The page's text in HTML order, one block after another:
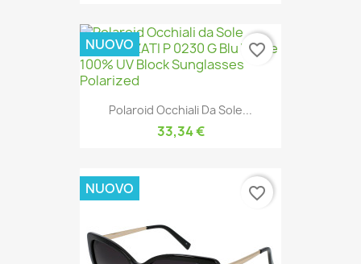
Polaroid Occhiali Da Sole...
33,34 €
NUOVO favorite_border
NUOVO favorite_border